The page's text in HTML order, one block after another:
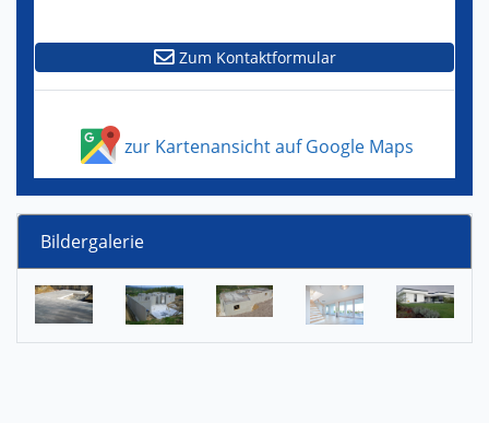
Zum Kontaktformular
zur Kartenansicht auf Google Maps
Bildergalerie